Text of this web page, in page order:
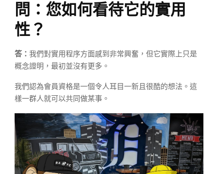
問：您如何看待它的實用
性？
答： 我們對實用程序方面感到非常興奮，但它實際上只是
概念證明，最初並沒有更多。
我們認為會員資格是一個令人耳目一新且很酷的想法。這
樣一群人就可以共同做某事。